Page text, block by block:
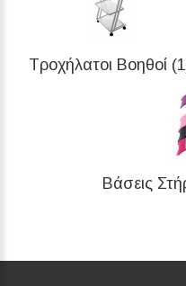
Τροχήλατοι Βοηθοί
Βάσεις